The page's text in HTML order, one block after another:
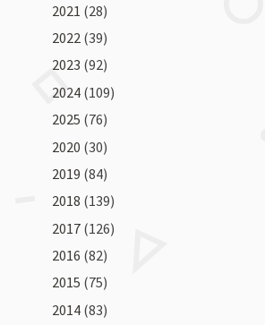
2021 (28)
2022 (39)
2023 (92)
2024 (109)
2025 (76)
2020 (30)
2019 (84)
2018 (139)
2017 (126)
2016 (82)
2015 (75)
2014 (83)